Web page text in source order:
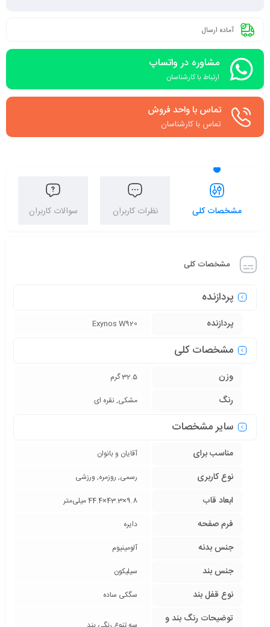
آماده ارسال
مشاوره در واتساپ
ارتباط با کارشناسان
تماس با واحد فروش
تماس با کارشناسان
مشخصات کلی نظرات کاربران سوالات کاربران
مشخصات کلی
پردازنده
پردازنده Exynos W920
مشخصات کلی
وزن 32.5 گرم
رنگ مشکی, نقره ای
سایر مشخصات
مناسب برای آقایان و بانوان
نوع کاربری رسمی, روزمره, ورزشی
ابعاد قاب 9.8×43.3×44.4 میلی‌متر
فرم صفحه دایره
جنس بدنه آلومینیوم
جنس بند سیلیکون
نوع قفل بند سگکی ساده
توضیحات رنگ بند و